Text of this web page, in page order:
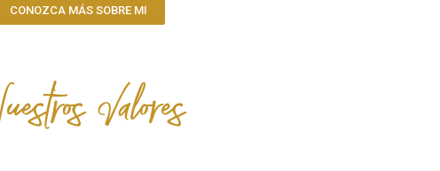
CONOZCA MÁS SOBRE MI
Valores